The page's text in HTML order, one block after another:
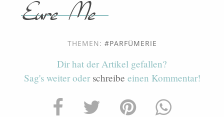
THEMEN: PARFÜMERIE
Dir hat der Artikel gefallen?
Sag's weiter oder schreibe einen Kommentar!